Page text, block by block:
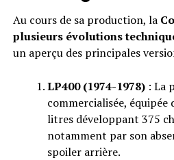
Au cours de sa production, la
plusieurs évolutions
un aperçu des principales
LP400 (1974-1978): La
commercialisée, équipée
litres développant 375
notamment par son
spoiler arrière.